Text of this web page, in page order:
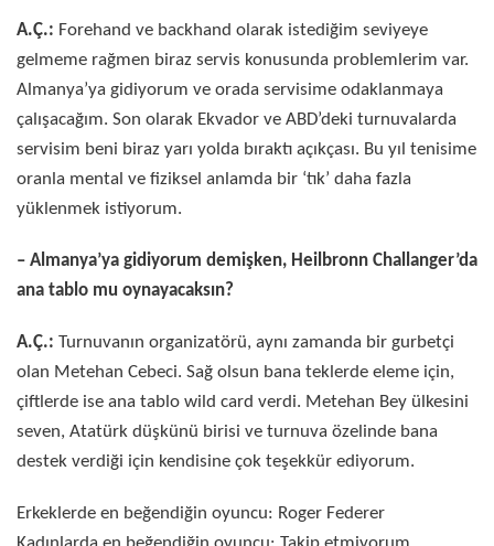
A.Ç.: Forehand ve backhand olarak istediğim seviyeye
gelmeme rağmen biraz servis konusunda problemlerim var.
Almanya’ya gidiyorum ve orada servisime odaklanmaya
çalışacağım. Son olarak Ekvador ve ABD’deki turnuvalarda
servisim beni biraz yarı yolda bıraktı açıkçası. Bu yıl tenisime
oranla mental ve fiziksel anlamda bir ‘tık’ daha fazla
yüklenmek istiyorum.
– Almanya’ya gidiyorum demişken, Heilbronn Challanger’da
ana tablo mu oynayacaksın?
A.Ç.: Turnuvanın organizatörü, aynı zamanda bir gurbetçi
olan Metehan Cebeci. Sağ olsun bana teklerde eleme için,
çiftlerde ise ana tablo wild card verdi. Metehan Bey ülkesini
seven, Atatürk düşkünü birisi ve turnuva özelinde bana
destek verdiği için kendisine çok teşekkür ediyorum.
Erkeklerde en beğendiğin oyuncu: Roger Federer